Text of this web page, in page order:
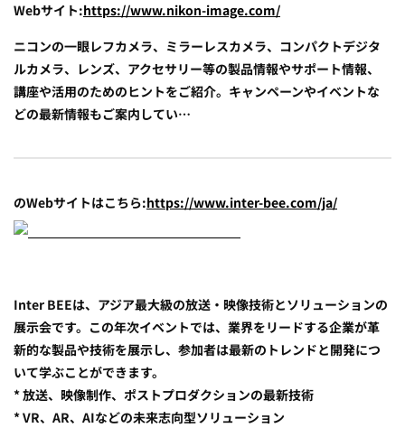
Webサイト:https://www.nikon-image.com/
ニコンの一眼レフカメラ、ミラーレスカメラ、コンパクトデジタ
ルカメラ、レンズ、アクセサリー等の製品情報やサポート情報、
講座や活用のためのヒントをご紹介。キャンペーンやイベントな
どの最新情報もご案内してい…
のWebサイトはこちら:https://www.inter-bee.com/ja/
Inter BEEは、アジア最大級の放送・映像技術とソリューションの
展示会です。この年次イベントでは、業界をリードする企業が革
新的な製品や技術を展示し、参加者は最新のトレンドと開発につ
いて学ぶことができます。
* 放送、映像制作、ポストプロダクションの最新技術
* VR、AR、AIなどの未来志向型ソリューション